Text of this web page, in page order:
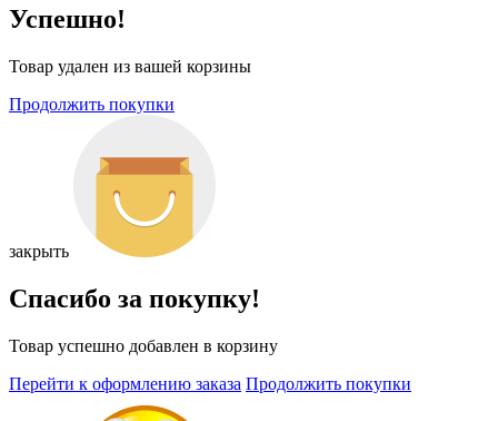
Успешно!
Товар удален из вашей корзины
Продолжить покупки
закрыть
Спасибо за покупку!
Товар успешно добавлен в корзину
Перейти к оформлению заказа Продолжить покупки